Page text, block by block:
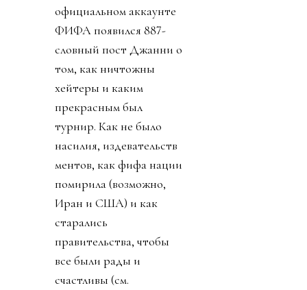
официальном аккаунте
ФИФА появился 887-
словный пост Джанни о
том, как ничтожны
хейтеры и каким
прекрасным был
турнир. Как не было
насилия, издевательств
ментов, как фифа нации
помирила (возможно,
Иран и США) и как
старались
правительства, чтобы
все были рады и
счастливы (см.